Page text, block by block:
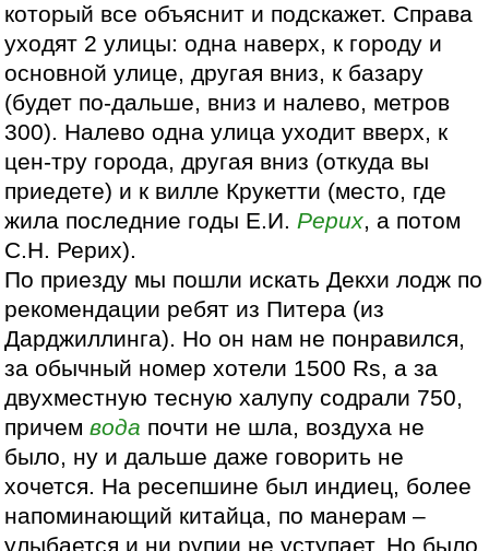
который все объяснит и подскажет. Справа
уходят 2 улицы: одна наверх, к городу и
основной улице, другая вниз, к базару
(будет по-дальше, вниз и налево, метров
300). Налево одна улица уходит вверх, к
цен-тру города, другая вниз (откуда вы
приедете) и к вилле Крукетти (место, где
жила последние годы Е.И.Рерих, а потом
С.Н. Рерих).
По приезду мы пошли искать Декхи лодж по
рекомендации ребят из Питера (из
Дарджиллинга). Но он нам не понравился,
за обычный номер хотели 1500 Rs, а за
двухместную тесную халупу содрали 750,
причемвода почти не шла, воздуха не
было, ну и дальше даже говорить не
хочется. На ресепшине был индиец, более
напоминающий китайца, по манерам –
улыбается и ни рупии не уступает. Но было